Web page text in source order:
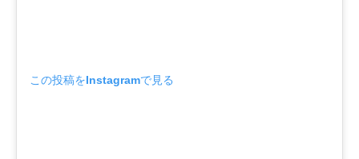
この投稿をInstagramで見る